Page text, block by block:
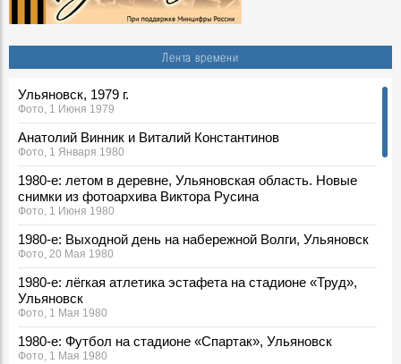
Лента времени
Ульяновск, 1979 г.
Фото, 1 Июня 1979
Анатолий Винник и Виталий Константинов
Фото, 1 Января 1980
1980-е: летом в деревне, Ульяновская область. Новые
снимки из фотоархива Виктора Русина
Фото, 1 Июня 1980
1980-е: Выходной день на набережной Волги, Ульяновск
Фото, 20 Мая 1980
1980-е: лёгкая атлетика эстафета на стадионе «Труд»,
Ульяновск
Фото, 1 Мая 1980
1980-е: Футбол на стадионе «Спартак», Ульяновск
Фото, 1 Мая 1980